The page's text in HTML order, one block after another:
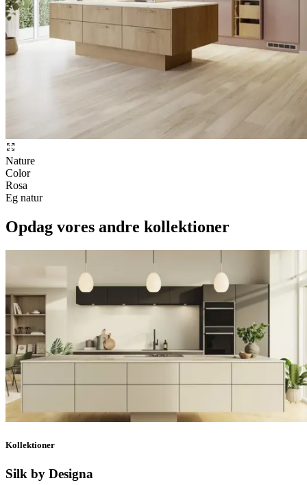
Nature
Color
Rosa
Eg natur
Opdag vores andre kollektioner
Kollektioner
Silk by Designa